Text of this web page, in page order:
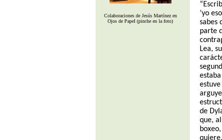
Colaboraciones de Jesús Martínez en
Ojos de PapeI (pinche en la foto)
‘yo
sabes
parte
Lea,
de
que,